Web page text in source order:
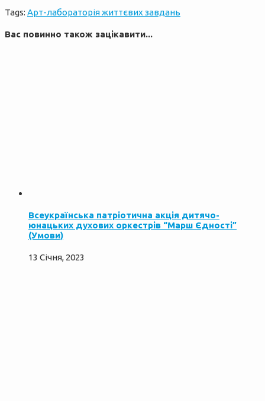
Tags: Арт-лабораторія життєвих завдань
Вас повинно також зацікавити...
Всеукраїнська патріотична акція дитячо-
юнацьких духових оркестрів “Марш Єдності”
(Умови)
13 Січня, 2023